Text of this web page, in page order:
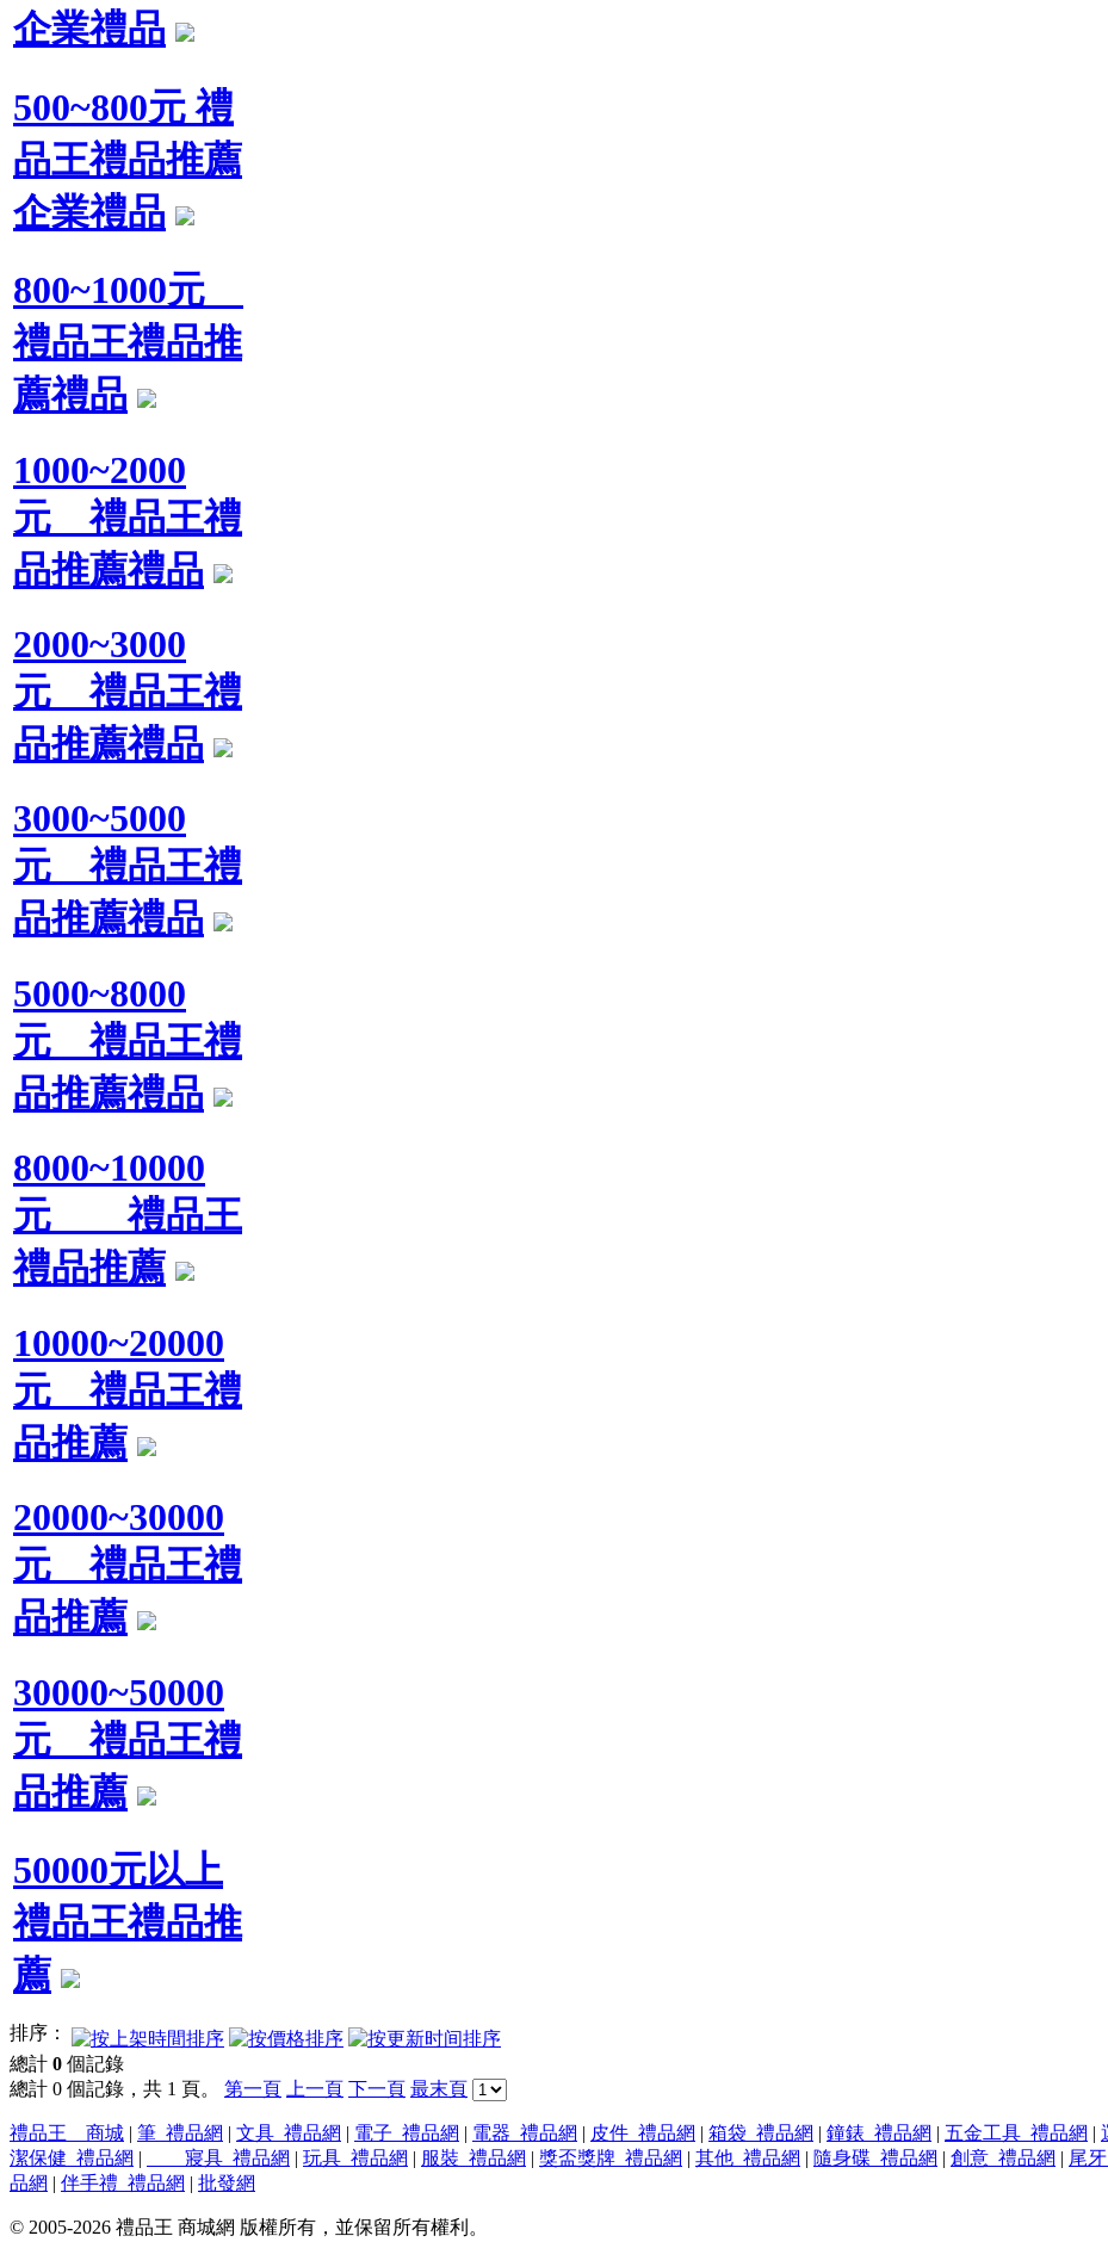
企業禮品
500~800元 禮
品王禮品推薦
企業禮品
800~1000元
禮品王禮品推
薦禮品
1000~2000
元 禮品王禮
品推薦禮品
2000~3000
元 禮品王禮
品推薦禮品
3000~5000
元 禮品王禮
品推薦禮品
5000~8000
元 禮品王禮
品推薦禮品
8000~10000
元 禮品王
禮品推薦
10000~20000
元 禮品王禮
品推薦
20000~30000
元 禮品王禮
品推薦
30000~50000
元 禮品王禮
品推薦
50000元以上
禮品王禮品推
薦
排序：
總計 0 個記錄
總計 0 個記錄，共 1 頁。 第一頁 上一頁 下一頁 最末頁
禮品王 商城 筆_禮品網 文具_禮品網 電子_禮品網 電器_禮品網 皮件_禮品網 箱袋_禮品網 鐘錶_禮品網 五金工具_禮品網
潔保健_禮品網
寢具_禮品網 玩具_禮品網 服裝_禮品網 獎盃獎牌_禮品網 其他_禮品網 隨身碟_禮品網 創意_禮品網 尾
品網
伴手禮_禮品網 批發網
© 2005-2026 禮品王 商城網 版權所有，並保留所有權利。